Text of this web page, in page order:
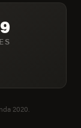
2020.